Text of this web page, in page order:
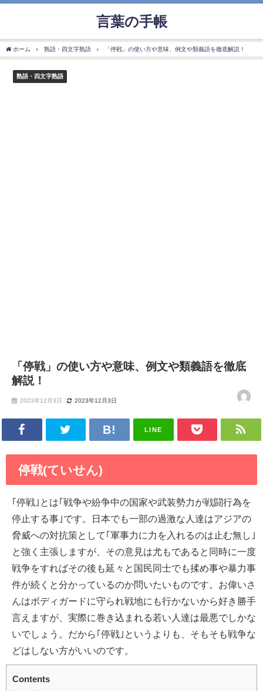
言葉の手帳
ホーム 熟語・四文字熟語 「停戦」の使い方や意味、例文や類義語を徹底解説！
熟語・四文字熟語
「停戦」の使い方や意味、例文や類義語を徹底
解説！
2023年12月3日 2023年12月3日
LINE
停戦(ていせん)
｢停戦｣とは｢戦争や紛争中の国家や武装勢力が戦闘行為を
停止する事｣です。日本でも一部の過激な人達はアジアの
脅威への対抗策として｢軍事力に力を入れるのは止む無し｣
と強く主張しますが、その意見は尤もであると同時に一度
戦争をすればその後も延々と国民同士でも揉め事や暴力事
件が続くと分かっているのか問いたいものです。お偉いさ
んはボディガードに守られ戦地にも行かないから好き勝手
言えますが、実際に巻き込まれる若い人達は最悪でしかな
いでしょう。だから｢停戦｣というよりも、そもそも戦争な
どはしない方がいいのです。
Contents